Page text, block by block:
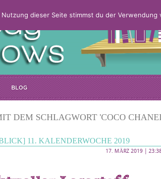
BLOG
DEM SCHLAGWORT 'COCO
11. KALENDERWOCHE 2019
17. MÄRZ 2019 |
dieser Seite stimmst du der Verwendung